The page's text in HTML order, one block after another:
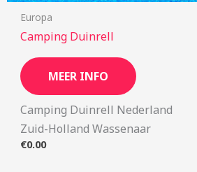
Europa
Camping Duinrell
MEER INFO
Camping Duinrell Nederland
Zuid-Holland Wassenaar
€0.00